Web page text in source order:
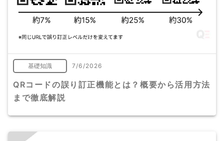
基礎知識 7/6/2026
QRコードの誤り訂正機能とは？概要から活用方法
まで徹底解説